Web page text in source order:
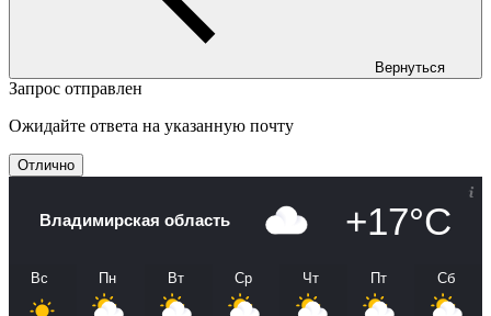
Вернуться
Запрос отправлен
Ожидайте ответа на указанную почту
Отлично
Владимирская область +17°C
Вс Пн Вт Ср Чт Пт Сб